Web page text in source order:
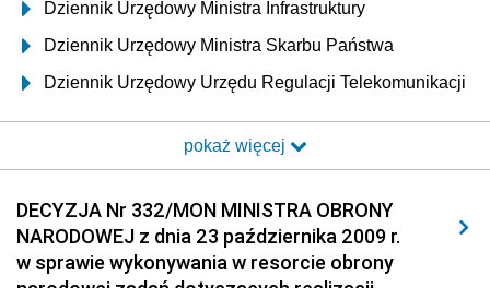
Dziennik Urzędowy Ministra Infrastruktury
Dziennik Urzędowy Ministra Skarbu Państwa
Dziennik Urzędowy Urzędu Regulacji Telekomunikacji
Dziennik Urzędowy Ministra Transportu i Budownictwa
Elektronicznej
Dziennik Urzędowy Ministra Spraw Wewnętrznych i
Administracji
pokaż więcej
DECYZJA Nr 332/MON MINISTRA OBRONY
NARODOWEJ z dnia 23 października 2009 r.
w sprawie wykonywania w resorcie obrony